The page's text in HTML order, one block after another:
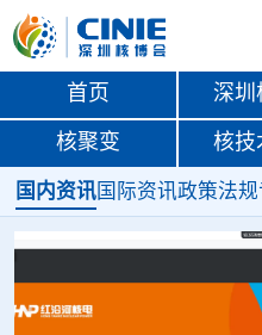
首页 深圳
核聚变 核技
国内资讯国际资讯政策法规